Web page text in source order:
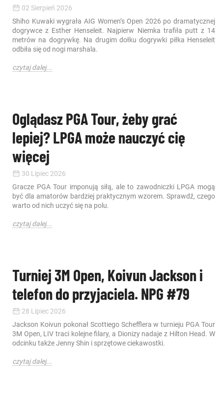
02 Sierpień 2026
Shiho Kuwaki wygrała AIG Women’s Open 2026 po dramatycznej
dogrywce z Esther Henseleit. Najpierw Niemka trafiła putt z 14
metrów na dogrywkę. Na drugim dołku dogrywki piłka Henseleit
odbiła się od nogi marshala.
czytaj dalej...
Oglądasz PGA Tour, żeby grać
lepiej? LPGA może nauczyć cię
więcej
30 Lipiec 2026
Gracze PGA Tour imponują siłą, ale to zawodniczki LPGA mogą
być dla amatorów bardziej praktycznym wzorem. Sprawdź, czego
warto od nich uczyć się na polu.
czytaj dalej...
Turniej 3M Open, Koivun Jackson i
telefon do przyjaciela. NPG #79
28 Lipiec 2026
Jackson Koivun pokonał Scottiego Schefflera w turnieju PGA Tour
3M Open, LIV traci kolejne filary, a Dionizy nadaje z Hilton Head. W
odcinku także Jenny Shin i sprzętowe ciekawostki.
czytaj dalej...